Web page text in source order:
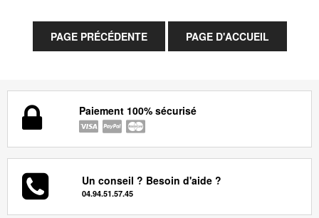
Paiement 100% sécurisé
Un conseil ? Besoin d'aide ?
04.94.51.57.45